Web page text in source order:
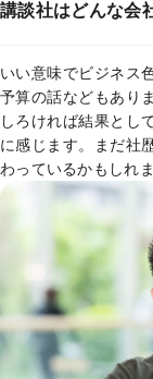
講談社はどんな会
いい意味でビジネス
予算の話などもあり
しろければ結果とし
に感じます。まだ社
わっているかもしれ